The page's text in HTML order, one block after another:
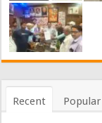
Recent Popular